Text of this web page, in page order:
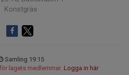
Konstgräs
Samling 19:15
lagets medlemmar. Logga in här